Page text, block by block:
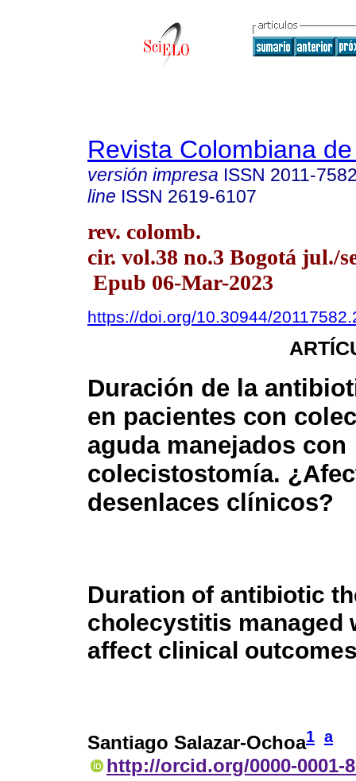
Revista Colombiana
versión impresa ISSN 2011-
line ISSN 2619-6107
rev. colomb.
cir. vol.38 no.3 Bogotá jul./
Epub 06-Mar-2023
https://doi.org/10.30944/
Duración de la
en pacientes con
aguda manejados con
colecistostomía.
desenlaces clínicos?
Duration of antibiotic
cholecystitis managed
affect clinical
Santiago Salazar-Ochoa1 a
http://orcid.org/0000-0001-